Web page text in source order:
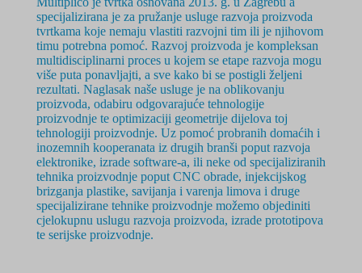
specijalizirana je za pružanje usluge razvoja proizvoda
tvrtkama koje nemaju vlastiti razvojni tim ili je njihovom
timu potrebna pomoć. Razvoj proizvoda je kompleksan
multidisciplinarni proces u kojem se etape razvoja mogu
više puta ponavljajti, a sve kako bi se postigli željeni
rezultati. Naglasak naše usluge je na oblikovanju
proizvoda, odabiru odgovarajuće tehnologije
proizvodnje te optimizaciji geometrije dijelova toj
tehnologiji proizvodnje. Uz pomoć probranih domaćih i
inozemnih kooperanata iz drugih branši poput razvoja
elektronike, izrade software-a, ili neke od specijaliziranih
tehnika proizvodnje poput CNC obrade, injekcijskog
brizganja plastike, savijanja i varenja limova i druge
specijalizirane tehnike proizvodnje možemo objediniti
cjelokupnu uslugu razvoja proizvoda, izrade prototipova
te serijske proizvodnje.